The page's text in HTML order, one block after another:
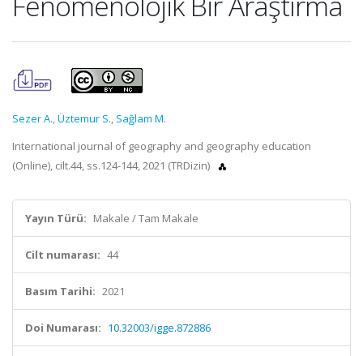
Sezer A.,Üztemur S., Sağlam M.
International journal of geography and geography education
(Online), cilt.44, ss.124-144, 2021 (TRDizin)
Yayın Türü: Makale / Tam Makale
Cilt numarası: 44
Basım Tarihi: 2021
Doi Numarası: 10.32003/igge.872886